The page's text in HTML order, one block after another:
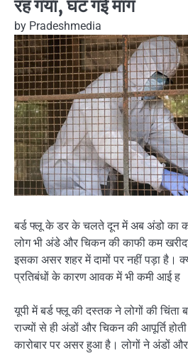
रह गया, घट गई मांग
by Pradeshmedia
बर्ड फ्लू के डर के चलते दून में अब अंडो का
लोग भी अंडे और चिकन की काफी कम
इसका असर शहर में दामों पर नहीं पड़ा है।
प्रतिबंधों के कारण आवक में भी कमी आई ह
यूपी में बर्ड फ्लू की दस्तक ने लोगों की चिंता
राज्यों से ही अंडों और चिकन की आपूर्ति
कारोबार पर असर हुआ है। लोगों ने अंडों